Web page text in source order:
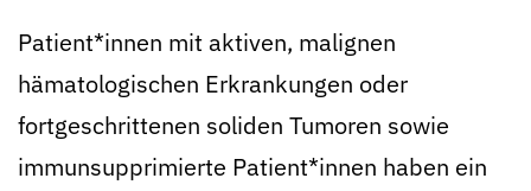
Patient*innen mit aktiven, malignen
hämatologischen Erkrankungen oder
fortgeschrittenen soliden Tumoren sowie
immunsupprimierte Patient*innen haben ein